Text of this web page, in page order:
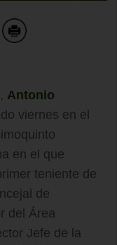
, Antonio
viernes en el
en el que
teniente de
de
del Área
Jefe de la